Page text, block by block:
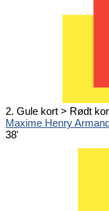
2. Gule kort > Rødt
Maxime Henry
38'